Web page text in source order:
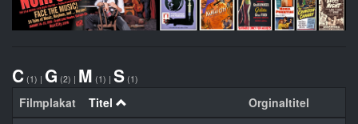
C (1) | G (2) | M (1) | S (1)
Filmplakat Titel Orginaltitel